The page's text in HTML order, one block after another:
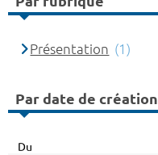
Présentation (1)
Par date de création
Du